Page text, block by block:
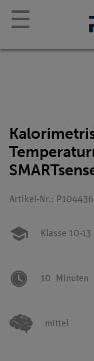
☰
Artikel-Nr.:
Klasse 10-13
10 Minuten
mittel